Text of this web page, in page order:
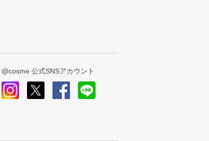
@cosme 公式SNSアカウント